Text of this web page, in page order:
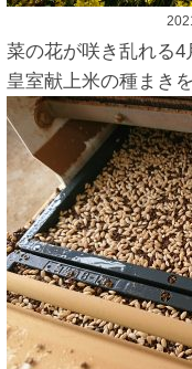
菜の花が咲き乱れる4
皇室献上米の種まき